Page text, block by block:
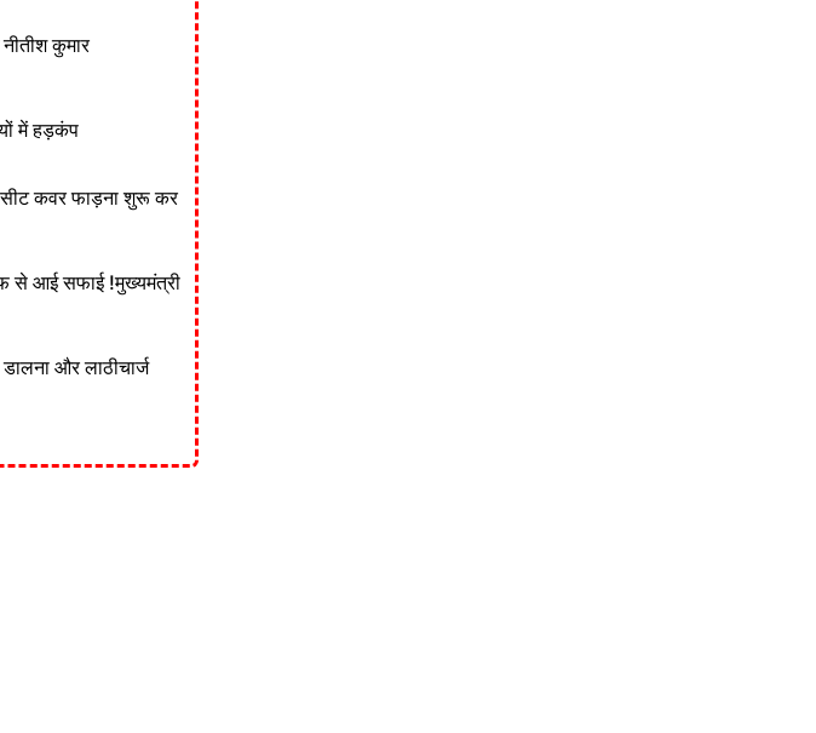
कुमार
में हड़कंप
कवर फाड़ना शुरू कर
से आई सफाई !मुख्यमंत्री
और लाठीचार्ज